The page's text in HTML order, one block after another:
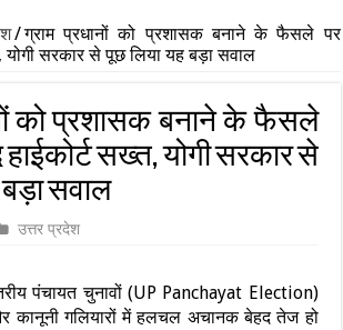
/ग्राम प्रधानों को प्रशासक बनाने के फैसले पर
योगी सरकार से पूछ लिया यह बड़ा सवाल
को प्रशासक बनाने के फैसले
हाईकोर्ट सख्त, योगी सरकार से
सवाल
उत्तर प्रदेश
पंचायत चुनावों (UP Panchayat Election)
कानूनी गलियारों में हलचल अचानक बेहद तेज हो